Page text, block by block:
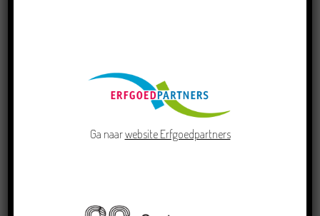
Doe mee aan de Pervinzioale Schriefwedstried
Ga naarwebsite Erfgoedpartners